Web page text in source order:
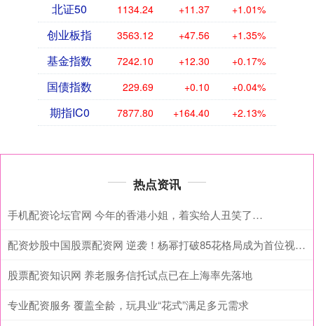
北证50 1134.24 +11.37 +1.01%
创业板指 3563.12 +47.56 +1.35%
基金指数 7242.10 +12.30 +0.17%
国债指数 229.69 +0.10 +0.04%
期指IC0 7877.80 +164.40 +2.13%
热点资讯
手机配资论坛官网 今年的香港小姐，着实给人丑笑了…
配资炒股中国股票配资网 逆袭！杨幂打破85花格局成为首位视协副会长，用实力狠狠打脸质疑者
股票配资知识网 养老服务信托试点已在上海率先落地
专业配资服务 覆盖全龄，玩具业“花式”满足多元需求